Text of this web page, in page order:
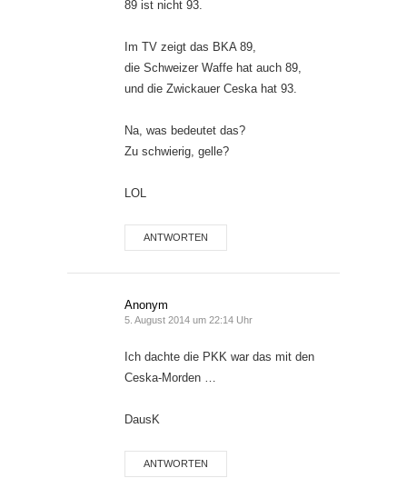
89 ist nicht 93.
Im TV zeigt das BKA 89,
die Schweizer Waffe hat auch 89,
und die Zwickauer Ceska hat 93.
Na, was bedeutet das?
Zu schwierig, gelle?
LOL
ANTWORTEN
Anonym
5. August 2014 um 22:14 Uhr
Ich dachte die PKK war das mit den
Ceska-Morden …
DausK
ANTWORTEN